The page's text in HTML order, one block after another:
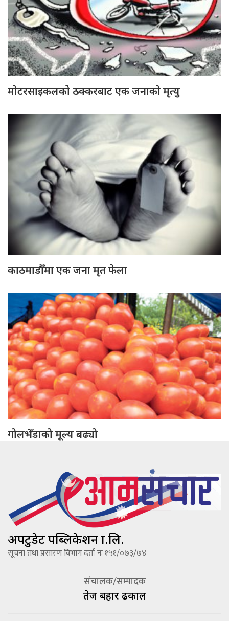
मोटरसाइकलको ठक्करबाट एक जनाको मृत्यु
काठमाडौँमा एक जना मृत फेला
गोलभेँडाको मूल्य बढ्यो
अपटुडेट पब्लिकेशन प्रा.लि.
सूचना तथा प्रसारण विभाग दर्ता नंः १५१/०७३/७४
संचालक/सम्पादक
तेज बहादूर ढकाल